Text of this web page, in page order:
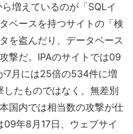
増えているのが「SQLイ
ベースを持つサイトの「検
を盗んだり、データベース
撃だ。IPAのサイトでは09
7月には25倍の534件に増
したものではなく、無差別
国内では相当数の攻撃が仕
年8月17日、ウェブサイ